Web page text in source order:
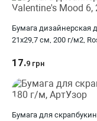
Бумага дизайнерская
21х29,7 см, 200 г/м2,
17.9 грн
Бумага для